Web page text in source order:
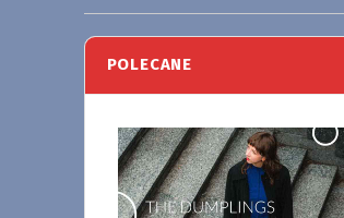
POLECANE